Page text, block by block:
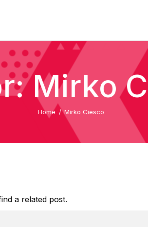
Mirko
Home Mirko Ciesco
a related post.